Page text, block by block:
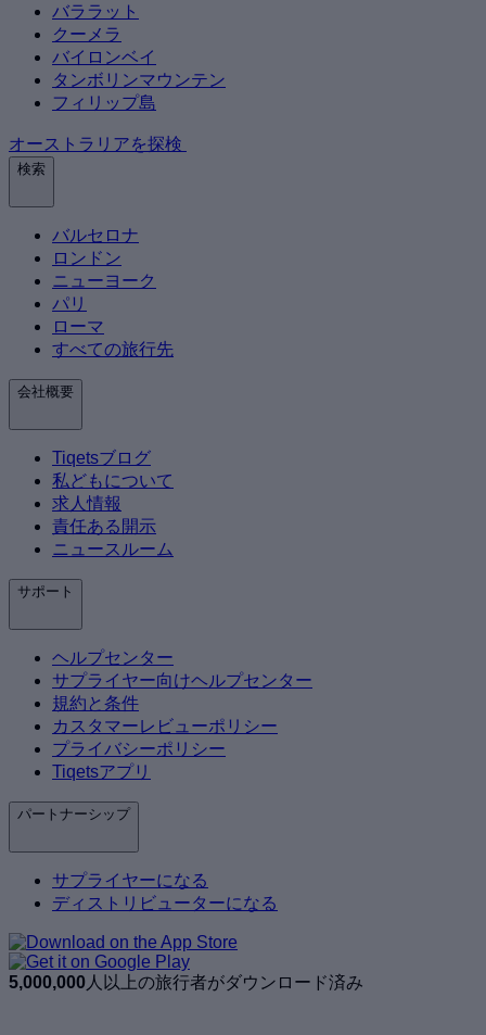
バララット
クーメラ
バイロンベイ
タンボリンマウンテン
フィリップ島
オーストラリアを探検
検索
バルセロナ
ロンドン
ニューヨーク
パリ
ローマ
すべての旅行先
会社概要
Tiqetsブログ
私どもについて
求人情報
責任ある開示
ニュースルーム
サポート
ヘルプセンター
サプライヤー向けヘルプセンター
規約と条件
カスタマーレビューポリシー
プライバシーポリシー
Tiqetsアプリ
パートナーシップ
サプライヤーになる
ディストリビューターになる
5,000,000 人以上の旅行者がダウンロード済み